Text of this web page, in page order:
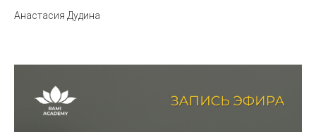
Анастасия Дудина